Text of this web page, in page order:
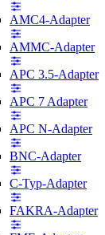
AMC4-Adapter
AMMC-Adapter
APC 3.5-Adapter
APC 7 Adapter
APC N-Adapter
BNC-Adapter
C-Typ-Adapter
FAKRA-Adapter